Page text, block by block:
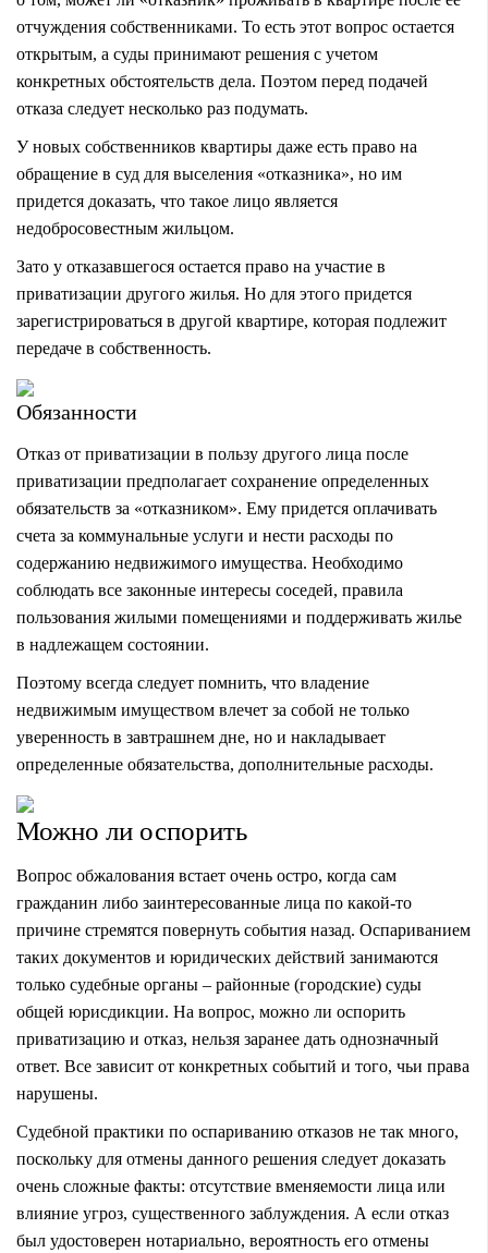
отчуждения собственниками. То есть этот вопрос остается
открытым, а суды принимают решения с учетом
конкретных обстоятельств дела. Поэтом перед подачей
отказа следует несколько раз подумать.
У новых собственников квартиры даже есть право на
обращение в суд для выселения «отказника», но им
придется доказать, что такое лицо является
недобросовестным жильцом.
Зато у отказавшегося остается право на участие в
приватизации другого жилья. Но для этого придется
зарегистрироваться в другой квартире, которая подлежит
передаче в собственность.
Обязанности
Отказ от приватизации в пользу другого лица после
приватизации предполагает сохранение определенных
обязательств за «отказником». Ему придется оплачивать
счета за коммунальные услуги и нести расходы по
содержанию недвижимого имущества. Необходимо
соблюдать все законные интересы соседей, правила
пользования жилыми помещениями и поддерживать жилье
в надлежащем состоянии.
Поэтому всегда следует помнить, что владение
недвижимым имуществом влечет за собой не только
уверенность в завтрашнем дне, но и накладывает
определенные обязательства, дополнительные расходы.
Можно ли оспорить
Вопрос обжалования встает очень остро, когда сам
гражданин либо заинтересованные лица по какой-то
причине стремятся повернуть события назад. Оспариванием
таких документов и юридических действий занимаются
только судебные органы – районные (городские) суды
общей юрисдикции. На вопрос, можно ли оспорить
приватизацию и отказ, нельзя заранее дать однозначный
ответ. Все зависит от конкретных событий и того, чьи права
нарушены.
Судебной практики по оспариванию отказов не так много,
поскольку для отмены данного решения следует доказать
очень сложные факты: отсутствие вменяемости лица или
влияние угроз, существенного заблуждения. А если отказ
был удостоверен нотариально, вероятность его отмены